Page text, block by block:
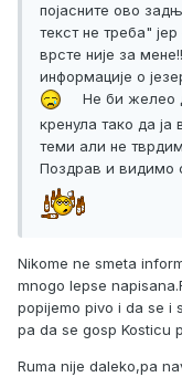
појасните ово
текст не треба"
врсте није за
информације о
Не би желео
кренула тако да
теми али не
Поздрав и видимо
Nikome ne smeta
mnogo lepse
popijemo pivo i da se i
pa da se gosp Kosticu
Ruma nije daleko,pa